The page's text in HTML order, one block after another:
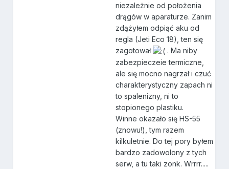
niezależnie od położenia
drągów w aparaturze. Zanim
zdążyłem odpiąć aku od
regla (Jeti Eco 18), ten się
zagotował
. Ma niby
zabezpieczeie termiczne,
ale się mocno nagrzał i czuć
charakterystyczny zapach ni
to spalenizny, ni to
stopionego plastiku.
Winne okazało się HS-55
(znowu!), tym razem
kilkuletnie. Do tej pory byłem
bardzo zadowolony z tych
serw, a tu taki zonk. Wrrrr.....